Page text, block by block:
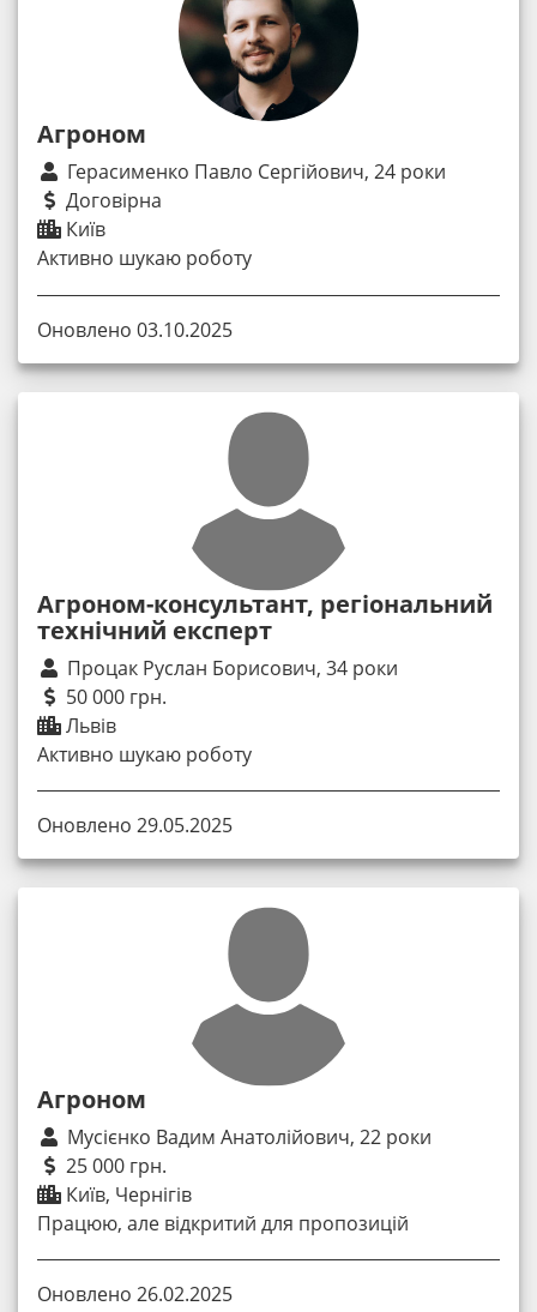
Агроном
Герасименко Павло Сергійович, 24 роки
Договірна
Київ
Активно шукаю роботу
Оновлено 03.10.2025
Агроном-консультант, регіональний
технічний експерт
Процак Руслан Борисович, 34 роки
50 000 грн.
Львів
Активно шукаю роботу
Оновлено 29.05.2025
Агроном
Мусієнко Вадим Анатолійович, 22 роки
25 000 грн.
Київ, Чернігів
Працюю, але відкритий для пропозицій
Оновлено 26.02.2025